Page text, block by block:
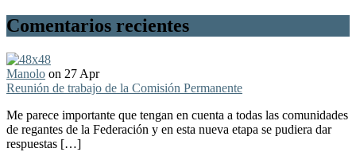
Comentarios recientes
Manolo on 27 Apr
Reunión de trabajo de la Comisión Permanente
Me parece importante que tengan en cuenta a todas las comunidades
de regantes de la Federación y en esta nueva etapa se pudiera dar
respuestas […]